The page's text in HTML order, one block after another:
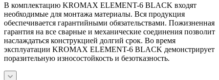
В комплектацию KROMAX ELEMENT-6 BLACK входят
необходимые для монтажа материалы. Вся продукция
обеспечивается гарантийными обязательствами. Пожизненная
гарантия на все сварные и механические соединения позволит
наслаждаться конструкцией долгий срок. Во время
эксплуатации KROMAX ELEMENT-6 BLACK демонстрирует
поразительную износостойкость и безотказность.